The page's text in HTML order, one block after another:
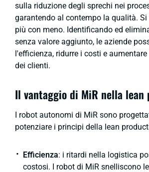
sulla riduzione degli sprechi nei
garantendo al contempo la qualità.
più con meno. Identificando ed
senza valore aggiunto, le aziende
l'efficienza, ridurre i costi e
dei clienti.
Il vantaggio di MiR nella lean
I robot autonomi di MiR sono
potenziare i principi della lean
Efficienza: i ritardi nella logistica
costosi. I robot di MiR snelliscono